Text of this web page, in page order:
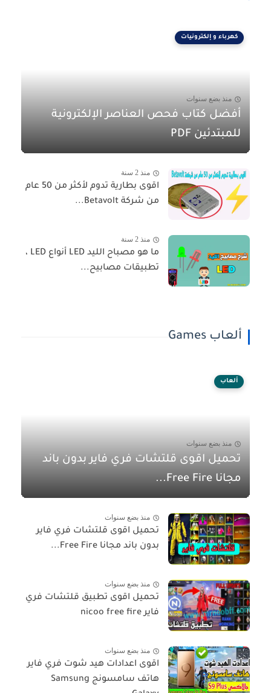
كهرباء و إلكترونيات
منذ بضع سنوات
أفضل كتاب فحص العناصر الإلكترونية
للمبتدئين PDF
منذ 2 سنة
اقوى بطارية تدوم لأكثر من 50 عام
من شركة Betavolt...
منذ 2 سنة
ما هو مصباح الليد LED أنواع LED ،
تطبيقات مصابيح...
ألعاب Games
ألعاب
منذ بضع سنوات
تحميل اقوى قلتشات فري فاير بدون باند
مجانا Free Fire...
منذ بضع سنوات
تحميل اقوى قلتشات فري فاير
بدون باند مجانا Free Fire...
منذ بضع سنوات
تحميل اقوى تطبيق قلتشات فري
فاير nicoo free fire
منذ بضع سنوات
اقوى اعدادات هيد شوت فري فاير
هاتف سامسونج Samsung